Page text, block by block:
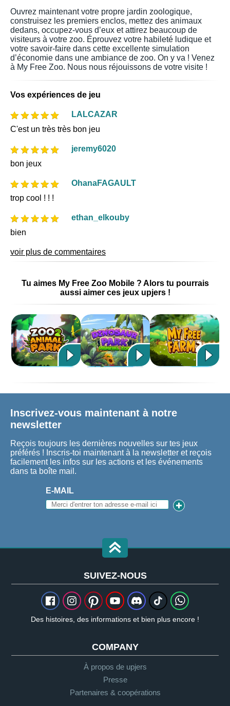
Ouvrez maintenant votre propre jardin zoologique,
construisez les premiers enclos, mettez des animaux
dedans, occupez-vous d’eux et attirez beaucoup de
visiteurs à votre zoo. Éprouvez votre habileté ludique et
votre savoir-faire dans cette excellente simulation
d’économie dans une ambiance de zoo. On y va ! Venez
à My Free Zoo. Nous nous réjouissons de votre visite !
Vos expériences de jeu
LALCAZAR
C'est un très très bon jeu
jeremy6020
bon jeux
OhanaFAGAULT
trop cool ! ! !
ethan_elkouby
bien
voir plus de commentaires
Tu aimes My Free Zoo Mobile ? Alors tu pourrais
aussi aimer ces jeux upjers !
Inscrivez-vous maintenant à notre
newsletter
Reçois toujours les dernières nouvelles sur tes jeux
préférés ! Inscris-toi maintenant à la newsletter et reçois
facilement les infos sur les actions et les événements
dans ta boîte mail.
E-MAIL
SUIVEZ-NOUS
Des histoires, des informations et bien plus encore !
COMPANY
À propos de upjers
Presse
Partenaires & coopérations